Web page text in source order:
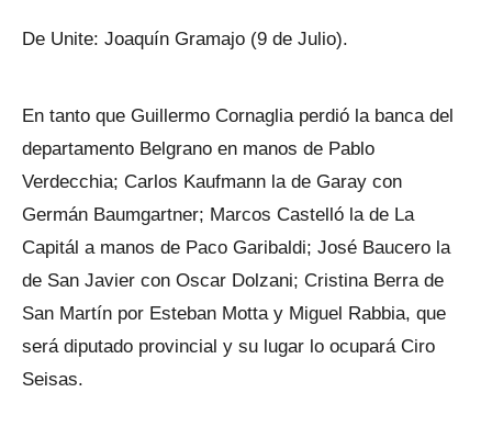
De Unite: Joaquín Gramajo (9 de Julio).
En tanto que Guillermo Cornaglia perdió la banca del
departamento Belgrano en manos de Pablo
Verdecchia; Carlos Kaufmann la de Garay con
Germán Baumgartner; Marcos Castelló la de La
Capitál a manos de Paco Garibaldi; José Baucero la
de San Javier con Oscar Dolzani; Cristina Berra de
San Martín por Esteban Motta y Miguel Rabbia, que
será diputado provincial y su lugar lo ocupará Ciro
Seisas.